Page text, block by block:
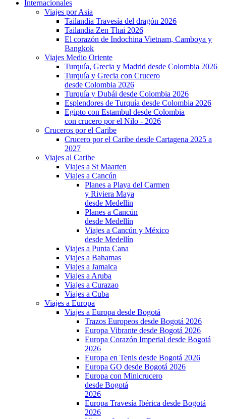
Internacionales
Viajes por Asia
Tailandia Travesía del dragón 2026
Tailandia Zen Thai 2026
El corazón de Indochina Vietnam, Camboya y
Bangkok
Viajes Medio Oriente
Turquía, Grecia y Madrid desde Colombia 2026
Turquía y Grecia con Crucero
desde Colombia 2026
Turquía y Dubái desde Colombia 2026
Esplendores de Turquía desde Colombia 2026
Egipto con Estambul desde Colombia
con crucero por el Nilo - 2026
Cruceros por el Caribe
Crucero por el Caribe desde Cartagena 2025 a
2027
Viajes al Caribe
Viajes a St Maarten
Viajes a Cancún
Planes a Playa del Carmen
y Riviera Maya
desde Medellin
Planes a Cancún
desde Medellín
Viajes a Cancún y México
desde Medellín
Viajes a Punta Cana
Viajes a Bahamas
Viajes a Jamaica
Viajes a Aruba
Viajes a Curazao
Viajes a Cuba
Viajes a Europa
Viajes a Europa desde Bogotá
Trazos Europeos desde Bogotá 2026
Europa Vibrante desde Bogotá 2026
Europa Corazón Imperial desde Bogotá
2026
Europa en Tenis desde Bogotá 2026
Europa GO desde Bogotá 2026
Europa con Minicrucero
desde Bogotá
2026
Europa Travesía Ibérica desde Bogotá
2026